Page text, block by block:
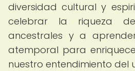
diversidad cultural y
celebrar la riqueza
ancestrales y a
atemporal para
nuestro entendimiento del